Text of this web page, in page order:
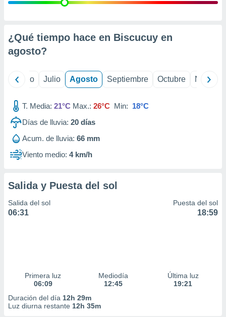
e
mediante
publicidad
de
1199
¿Qué tiempo hace en Biscucuy en
agosto?
Junio Julio Agosto Septiembre Octubre
T. Media: 21°C Max.: 26°C Min: 18°C
Días de lluvia: 20 días
Acum. de lluvia: 66 mm
Viento medio: 4 km/h
Salida y Puesta del sol
Salida del sol
06:31
Puesta del sol
18:59
Primera luz
06:09
Mediodía
12:45
Última luz
19:21
Duración del día 12h 29m
Luz diurna restante 12h 35m